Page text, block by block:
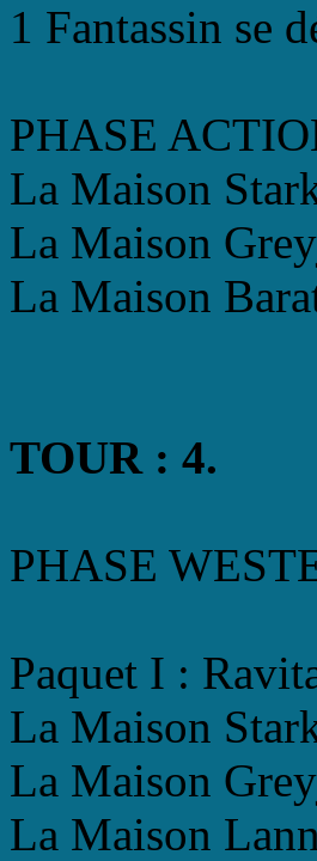
1 Fantassin se
PHASE
La Maison
La Maison
La Maison
TOUR : 4.
PHASE
Paquet I :
La Maison
La Maison
La Maison